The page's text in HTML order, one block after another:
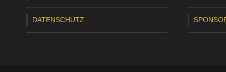
DATENSCHUTZ